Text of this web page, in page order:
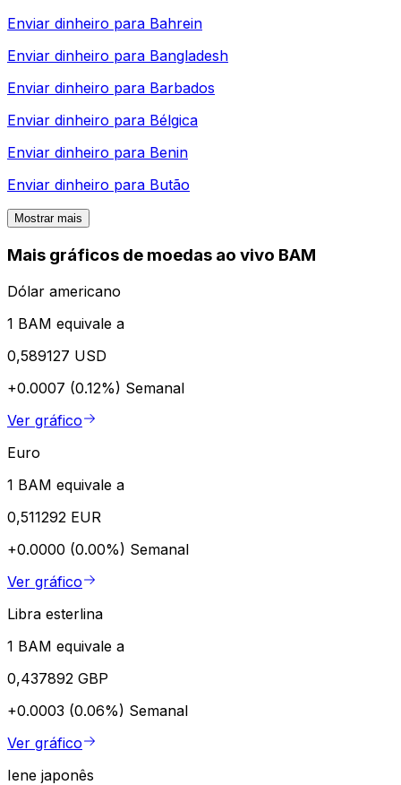
Enviar dinheiro para Bahrein
Enviar dinheiro para Bangladesh
Enviar dinheiro para Barbados
Enviar dinheiro para Bélgica
Enviar dinheiro para Benin
Enviar dinheiro para Butão
Mostrar mais
Mais gráficos de moedas ao vivo BAM
Dólar americano
1 BAM equivale a
0,589127 USD
+0.0007 (0.12%) Semanal
Ver gráfico
Euro
1 BAM equivale a
0,511292 EUR
+0.0000 (0.00%) Semanal
Ver gráfico
Libra esterlina
1 BAM equivale a
0,437892 GBP
+0.0003 (0.06%) Semanal
Ver gráfico
Iene japonês